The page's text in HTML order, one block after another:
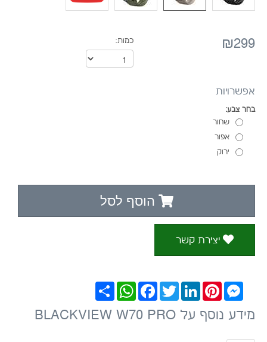
₪299 כמות:
אפשרויות
בחר צבע:
שחור
אפור
ירוק
הוסף לסל
יצירת קשר
שתף
WhatsAppFacebook TwitterLinkedInPinterest
Messenger
מידע נוסף על BLACKVIEW W70 PRO